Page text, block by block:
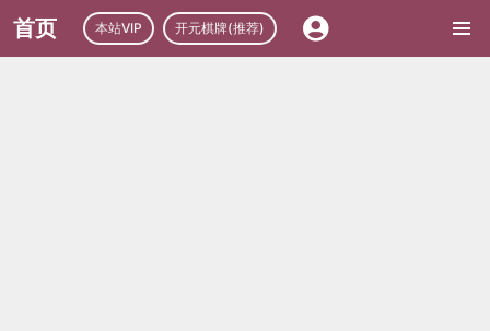
首页 本站VIP 开元棋牌(推荐)